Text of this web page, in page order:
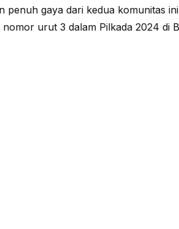
penuh gaya dari kedua komunitas
urut 3 dalam Pilkada 2024 di